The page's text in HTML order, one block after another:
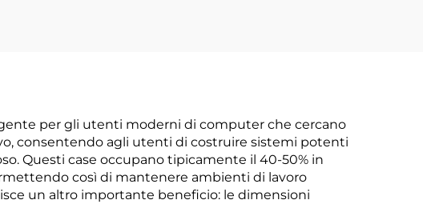
per gli utenti moderni di computer che cercano
consentendo agli utenti di costruire sistemi potenti
Questi case occupano tipicamente il 40-50% in
così di mantenere ambienti di lavoro
un altro importante beneficio: le dimensioni